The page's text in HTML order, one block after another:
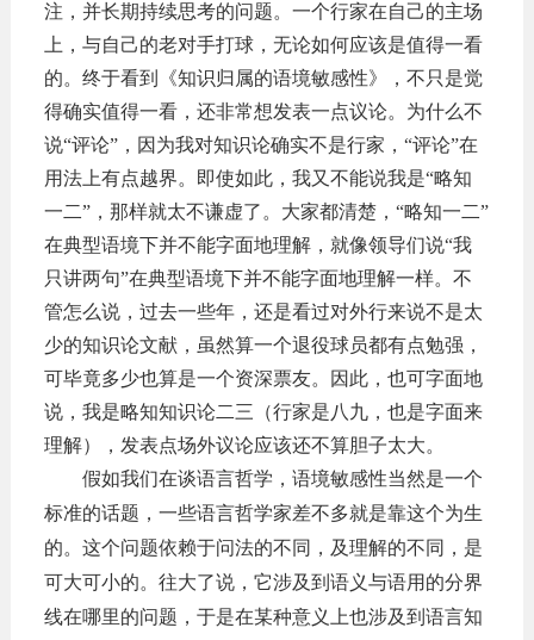
注，并长期持续思考的问题。一个行家在自己的主场
上，与自己的老对手打球，无论如何应该是值得一看
的。终于看到《知识归属的语境敏感性》，不只是觉
得确实值得一看，还非常想发表一点议论。为什么不
说“评论”，因为我对知识论确实不是行家，“评论”在
用法上有点越界。即使如此，我又不能说我是“略知
一二”，那样就太不谦虚了。大家都清楚，“略知一二”
在典型语境下并不能字面地理解，就像领导们说“我
只讲两句”在典型语境下并不能字面地理解一样。不
管怎么说，过去一些年，还是看过对外行来说不是太
少的知识论文献，虽然算一个退役球员都有点勉强，
可毕竟多少也算是一个资深票友。因此，也可字面地
说，我是略知知识论二三（行家是八九，也是字面来
理解），发表点场外议论应该还不算胆子太大。
假如我们在谈语言哲学，语境敏感性当然是一个
标准的话题，一些语言哲学家差不多就是靠这个为生
的。这个问题依赖于问法的不同，及理解的不同，是
可大可小的。往大了说，它涉及到语义与语用的分界
线在哪里的问题，于是在某种意义上也涉及到语言知